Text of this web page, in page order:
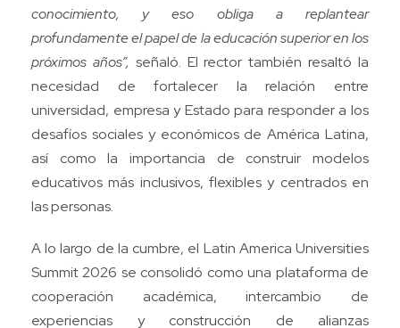
conocimiento, y eso obliga a replantear
profundamente el papel de la educación superior en los
próximos años”, señaló. El rector también resaltó la
necesidad de fortalecer la relación entre
universidad, empresa y Estado para responder a los
desafíos sociales y económicos de América Latina,
así como la importancia de construir modelos
educativos más inclusivos, flexibles y centrados en
las personas.
A lo largo de la cumbre, el Latin America Universities
Summit 2026 se consolidó como una plataforma de
cooperación académica, intercambio de
experiencias y construcción de alianzas